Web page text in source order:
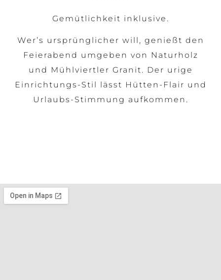
Gemütlichkeit inklusive.
Wer’s ursprünglicher will, genießt den
Feierabend umgeben von Naturholz
und Mühlviertler Granit. Der urige
Einrichtungs-Stil lässt Hütten-Flair und
Urlaubs-Stimmung aufkommen.